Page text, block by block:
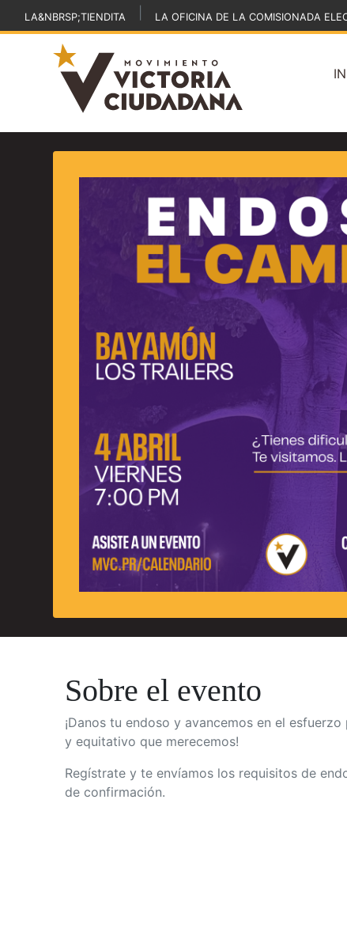
LA&NBRSP;TIENDITA LA OFICINA DE LA COMISIONADA
Sobre el evento
¡Danos tu endoso y avancemos en el esfuerzo
y equitativo que merecemos!
Regístrate y te envíamos los requisitos de
de confirmación.